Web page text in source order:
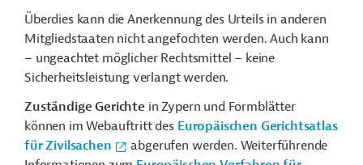
Überdies kann die Anerkennung des Urteils in anderen
Mitgliedstaaten nicht angefochten werden. Auch kann
– ungeachtet möglicher Rechtsmittel – keine
Sicherheitsleistung verlangt werden.
Zuständige Gerichte in Zypern und Formblätter
können im Webauftritt des Europäischen Gerichtsatlas
für Zivilsachen
abgerufen werden. Weiterführende